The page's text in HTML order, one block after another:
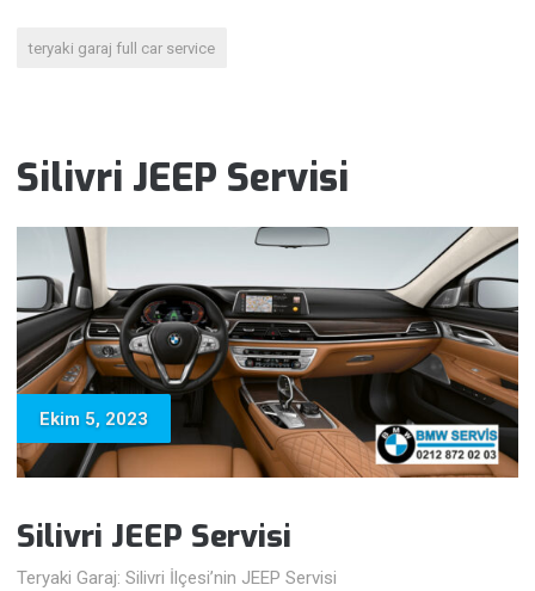
teryaki garaj full car service
Silivri JEEP Servisi
Ekim 5, 2023
Silivri JEEP Servisi
Teryaki Garaj: Silivri İlçesi’nin JEEP Servisi